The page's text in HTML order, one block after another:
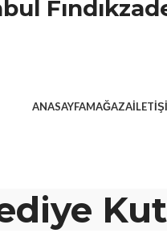
ANASAYFAMAĞAZA